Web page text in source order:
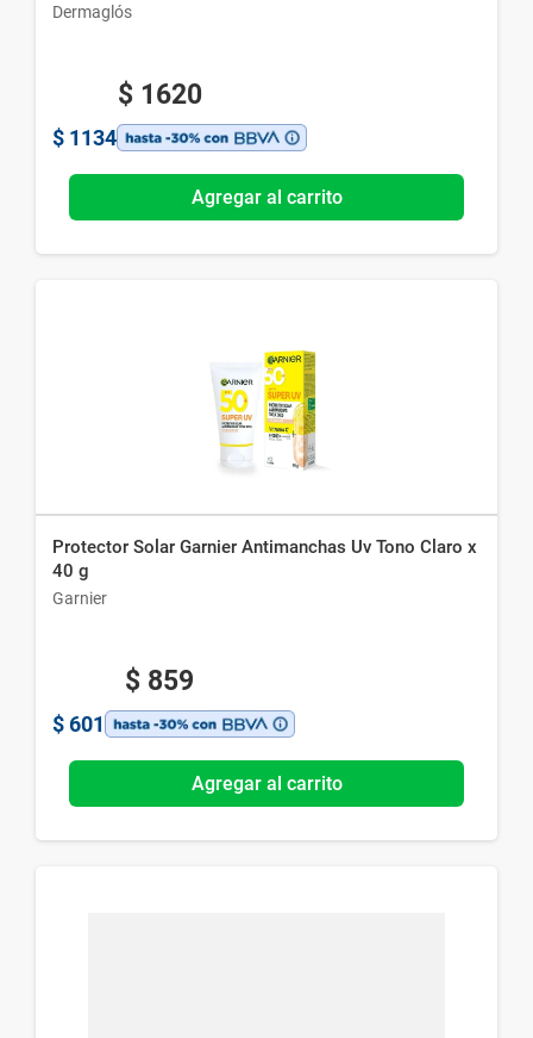
Dermaglós
$ 1620
$ 1134
Agregar al carrito
Protector Solar Garnier Antimanchas Uv Tono Claro x
40 g
Garnier
$ 859
$ 601
Agregar al carrito